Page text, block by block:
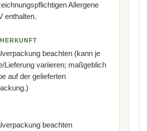
Allergene
enthalten.
beachten (kann je
Lieferung variieren; maßgeblich
auf der gelieferten
beachten